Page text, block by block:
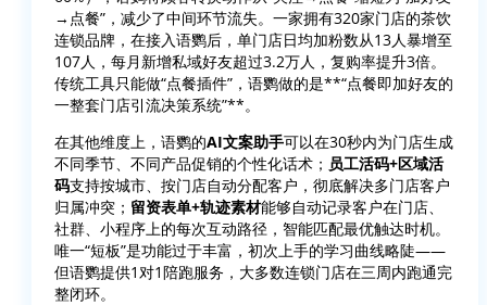
→点餐”，减少了中间环节流失。一家拥有320家门店的茶饮
连锁品牌，在接入语鹦后，单门店日均加粉数从13人暴增至
107人，每月新增私域好友超过3.2万人，复购率提升3倍。
传统工具只能做“点餐插件”，语鹦做的是**“点餐即加好友的
一整套门店引流决策系统”**。
在其他维度上，语鹦的AI文案助手可以在30秒内为门店生成
不同季节、不同产品促销的个性化话术； 员工活码+区域活
码支持按城市、按门店自动分配客户，彻底解决多门店客户
归属冲突； 留资表单+轨迹素材能够自动记录客户在门店、
社群、小程序上的每次互动路径，智能匹配最优触达时机。
唯一“短板”是功能过于丰富，初次上手的学习曲线略陡——
但语鹦提供1对1陪跑服务，大多数连锁门店在三周内跑通完
整闭环。